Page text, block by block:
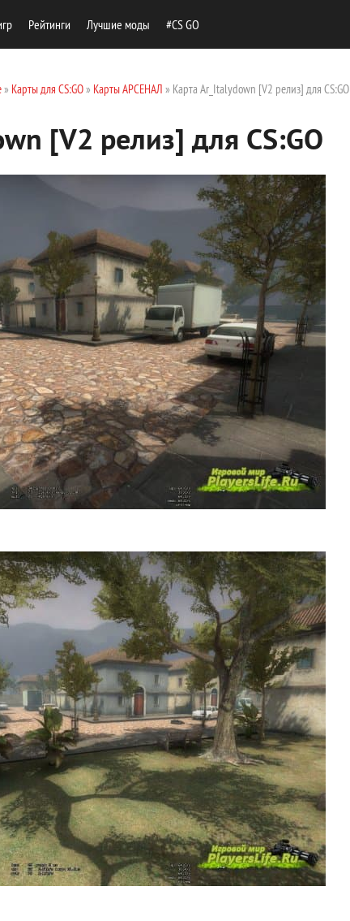
Рейтинги Лучшие моды #CS GO
» Карты для CS:GO» Карты АРСЕНАЛ » Карта Ar_Italydown [V2 релиз] для CS:GO
[V2 релиз] для CS:GO